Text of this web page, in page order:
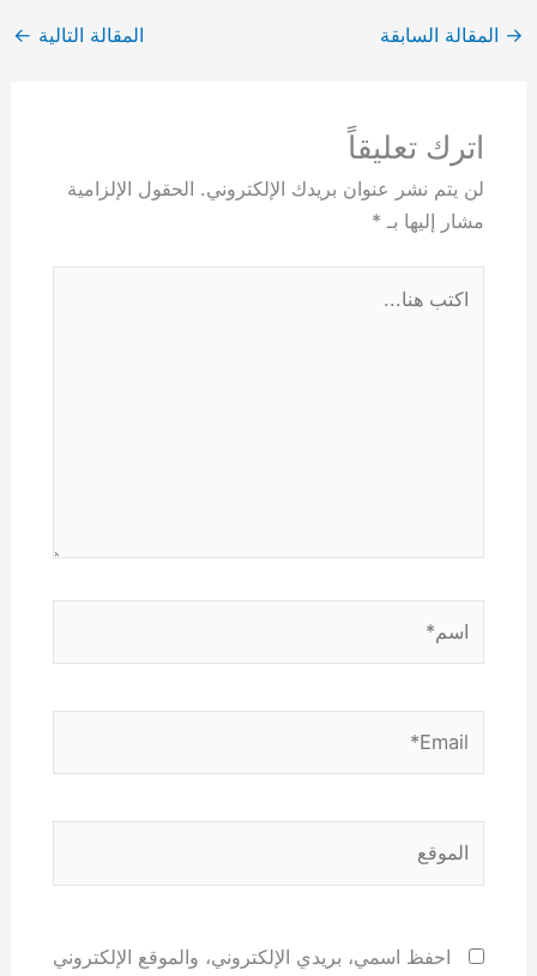
→ المقالة السابقة المقالة التالية ←
اترك تعليقاً
لن يتم نشر عنوان بريدك الإلكتروني. الحقول الإلزامية
مشار إليها بـ *
هنا...
احفظ اسمي، بريدي الإلكتروني، والموقع الإلكتروني